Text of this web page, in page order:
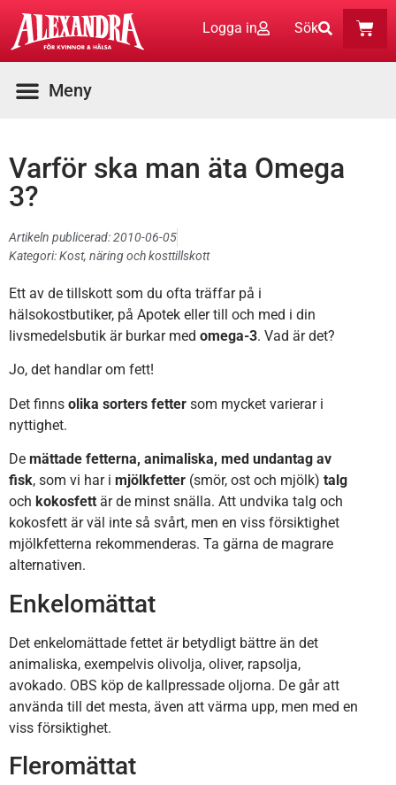
Logga in Sök
Varför ska man äta Omega
3?
Artikeln publicerad:2010-06-05
Kategori:Kost, näring och kosttillskott
Ett av de tillskott som du ofta träffar på i
hälsokostbutiker, på Apotek eller till och med i din
livsmedelsbutik är burkar med omega-3. Vad är det?
Jo, det handlar om fett!
Det finns olika sorters fetter som mycket varierar i
nyttighet.
De mättade fetterna, animaliska, med undantag av
fisk, som vi har i mjölkfetter (smör, ost och mjölk) talg
och kokosfett är de minst snälla. Att undvika talg och
kokosfett är väl inte så svårt, men en viss försiktighet
mjölkfetterna rekommenderas. Ta gärna de magrare
alternativen.
Enkelomättat
Det enkelomättade fettet är betydligt bättre än det
animaliska, exempelvis olivolja, oliver, rapsolja,
avokado. OBS köp de kallpressade oljorna. De går att
använda till det mesta, även att värma upp, men med en
viss försiktighet.
Fleromättat